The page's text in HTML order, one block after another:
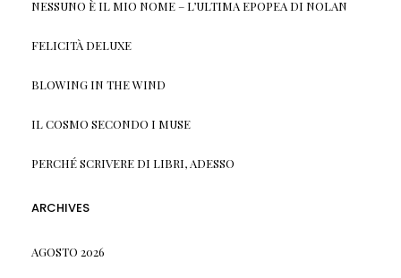
NESSUNO È IL MIO NOME – L’ULTIMA EPOPEA DI NOLAN
FELICITÀ DELUXE
BLOWING IN THE WIND
IL COSMO SECONDO I MUSE
PERCHÉ SCRIVERE DI LIBRI, ADESSO
ARCHIVES
AGOSTO 2026